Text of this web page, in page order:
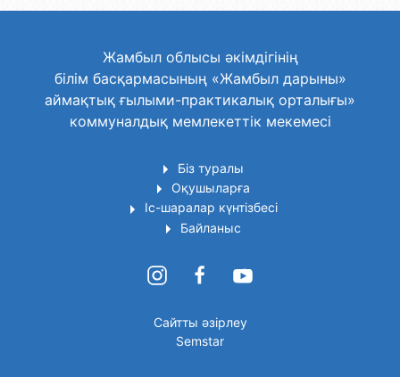
Жамбыл облысы әкімдігінің
білім басқармасының «Жамбыл дарыны»
аймақтық ғылыми-практикалық орталығы»
коммуналдық мемлекеттік мекемесі
Біз туралы
Оқушыларға
Іс-шаралар күнтізбесі
Байланыс
Сайтты әзірлеу
Semstar